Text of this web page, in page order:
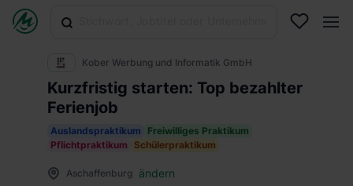
Kober Werbung und Informatik GmbH
Kurzfristig starten: Top bezahlter
Ferienjob
Auslandspraktikum
Freiwilliges Praktikum
Pflichtpraktikum
Schülerpraktikum
Aschaffenburg ändern